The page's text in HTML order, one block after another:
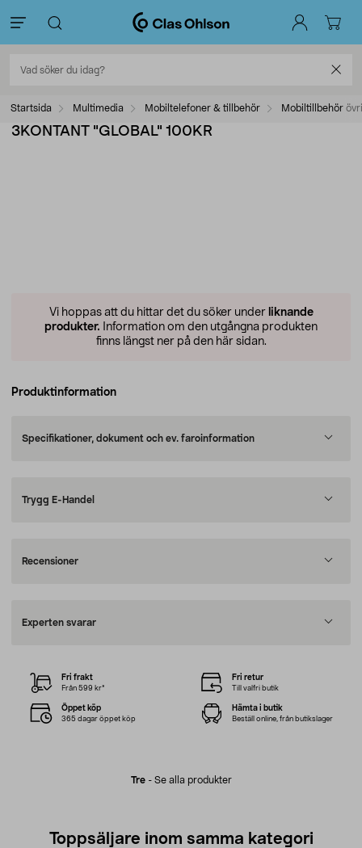
Startsida Multimedia Mobiltelefoner & tillbehör Mobiltillbehör
3KONTANT "GLOBAL" 100KR
Vi hoppas att du hittar det du söker under liknande
produkter. Information om den utgångna produkten
finns längst ner på den här sidan.
Produktinformation
Specifikationer, dokument och ev. faroinformation
Trygg E-Handel
Recensioner
Experten svarar
Tre- Se alla produkter
Fri frakt
Från 599 kr*
Fri retur
Till valfri butik
Öppet köp
365 dagar öppet köp
Hämta i butik
Beställ online, från butikslager
Toppsäljare inom samma kategori